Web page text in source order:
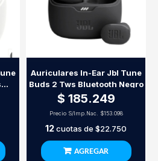
Auriculares In-Ear Jbl Tune
Buds 2 Tws Bluetooth Negro
$ 185.249
Precio S/Imp.Nac. $153.098
12cuotas de $22.750
AGREGAR